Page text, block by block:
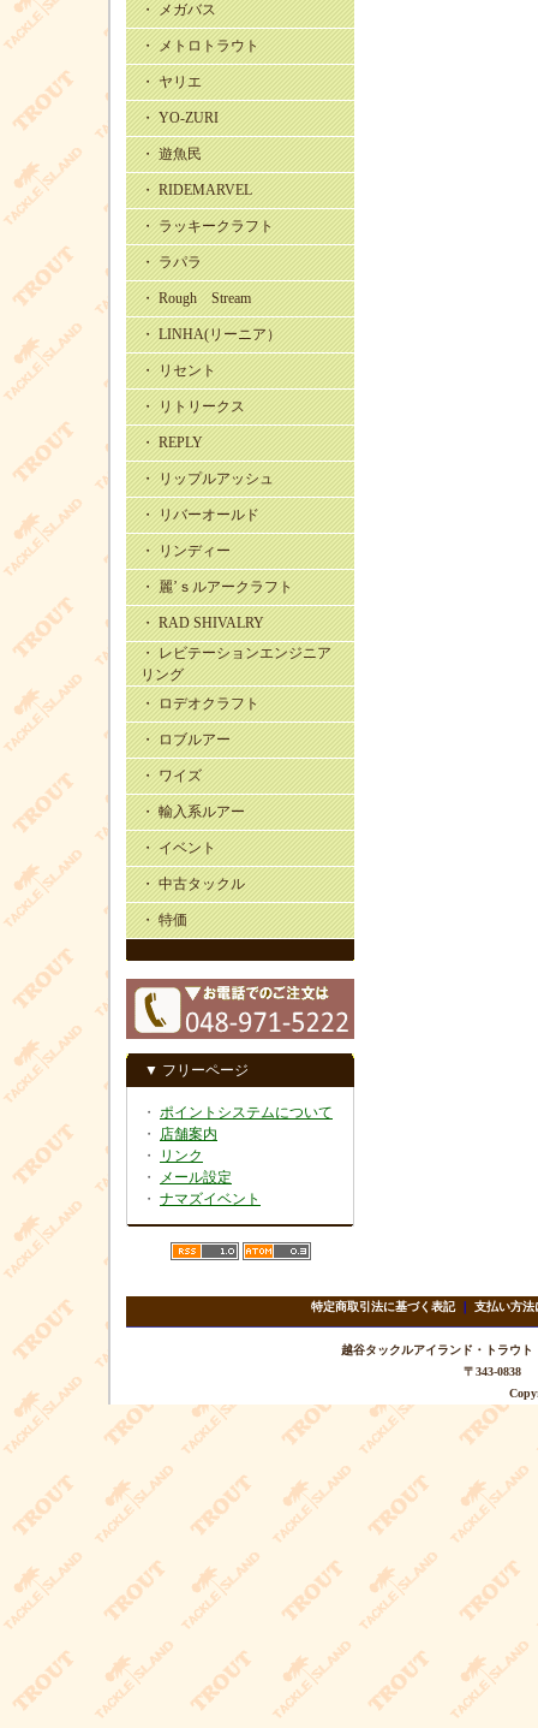
・ メガバス
・ メトロトラウト
・ ヤリエ
・ YO-ZURI
・ 遊魚民
・ RIDEMARVEL
・ ラッキークラフト
・ ラパラ
・ Rough Stream
・ LINHA(リーニア）
・ リセント
・ リトリークス
・ REPLY
・ リップルアッシュ
・ リバーオールド
・ リンディー
・ 麗’ｓルアークラフト
・ RAD SHIVALRY
・ レビテーションエンジニア
リング
・ ロデオクラフト
・ ロブルアー
・ ワイズ
・ 輸入系ルアー
・ イベント
・ 中古タックル
・ 特価
▼ フリーページ
・ ポイントシステムについて
・ 店舗案内
・
リンク
・
メール設定
・ ナマズイベント
特定商取引法に基づく表記｜ 支払い方法
越谷タックルアイランド・トラ
〒343-0838